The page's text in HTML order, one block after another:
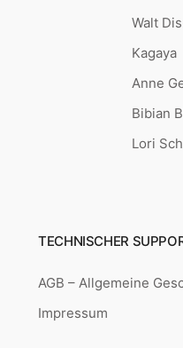
Walt
Kagaya
Anne
Bibian
Lori
TECHNISCHER
AGB – Allgemeine
Impressum